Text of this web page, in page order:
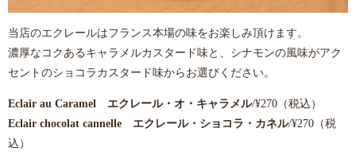
当店のエクレールはフランス本場の味をお楽しみ頂けます。
濃厚なコクあるキャラメルカスタード味と、 シナモンの風味がアク
セントのショコラカスタード味からお選びください。
Eclair au Caramel エクレール・オ・キャラメル/¥270（税込）
Eclair chocolat cannelle エクレール・ショコラ・カネル/¥270（税
込）